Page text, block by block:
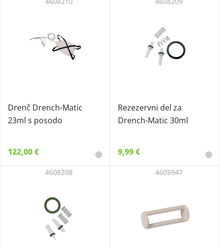
Drenč Drench-Matic
23ml s posodo
122,00 €
Rezezervni del za
Drench-Matic 30ml
9,99 €
4608208 4605947